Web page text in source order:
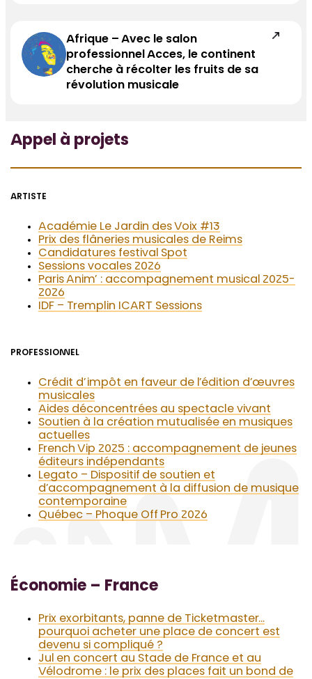
Afrique – Avec le salon
professionnel Acces, le continent
cherche à récolter les fruits de sa
révolution musicale
Appel à projets
ARTISTE
Académie Le Jardin des Voix #13
Prix des flâneries musicales de Reims
Candidatures festival Spot
Sessions vocales 2026
Paris Anim’ : accompagnement musical 2025-
2026
IDF – Tremplin ICART Sessions
PROFESSIONNEL
Crédit d’impôt en faveur de l’édition d’œuvres
musicales
Aides déconcentrées au spectacle vivant
Soutien à la création mutualisée en musiques
actuelles
French Vip 2025 : accompagnement de jeunes
éditeurs indépendants
Legato – Dispositif de soutien et
d’accompagnement à la diffusion de musique
contemporaine
Québec – Phoque Off Pro 2026
Économie – France
Prix exorbitants, panne de Ticketmaster…
pourquoi acheter une place de concert est
devenu si compliqué ?
Jul en concert au Stade de France et au
Vélodrome : le prix des places fait un bond de